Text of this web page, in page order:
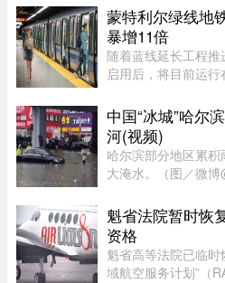
历。这位魁省年轻
举获得4枚奖牌。
蒙特利尔绿线地
暴增11倍
随着蓝线延长工程
启用后，将目前运
客流量最高的绿线
73老旧列车运营。
中国“冰城”哈尔
河(视频)
哈尔滨部分地区累
大淹水。（图／微
雨量达100毫米，导
的中央大街，也积
魁省法院暂时恢
资格
魁省高等法院已临
域航空服务计划”（